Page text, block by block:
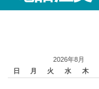
2026年8月
日
月 火 水 木